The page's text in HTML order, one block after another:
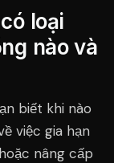
loại
nào và
biết khi nào
việc gia hạn
nâng cấp